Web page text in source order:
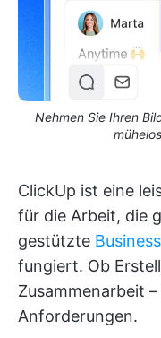
Nehmen Sie Ihren
ClickUp ist eine
für die Arbeit, die
gestützte
fungiert. Ob
Zusammenarbeit
Anforderungen.